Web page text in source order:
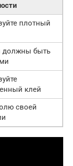
плотный
должны быть
клей
своей